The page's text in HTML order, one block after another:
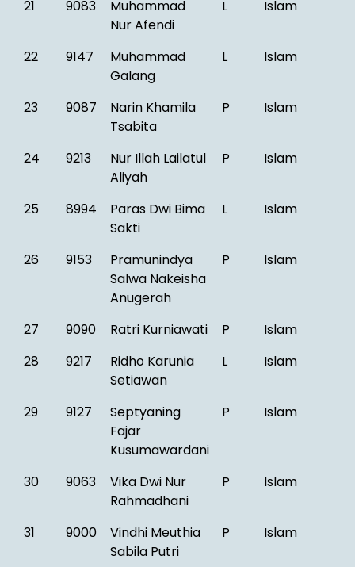
21 9083
Muhammad
Nur Afendi
L Islam
22 9147
Muhammad
Galang
L Islam
23 9087
Narin Khamila
Tsabita
P Islam
24 9213
Nur Illah Lailatul
Aliyah
P Islam
25 8994
Paras Dwi Bima
Sakti
L Islam
26 9153
Pramunindya
Salwa Nakeisha
Anugerah
P Islam
27 9090 Ratri Kurniawati P
Islam
28
9217
Ridho Karunia
Setiawan
L Islam
29 9127
Septyaning
Fajar
Kusumawardani
P Islam
30 9063
Vika Dwi Nur
Rahmadhani
P Islam
31 9000
Vindhi Meuthia
Sabila Putri
P Islam